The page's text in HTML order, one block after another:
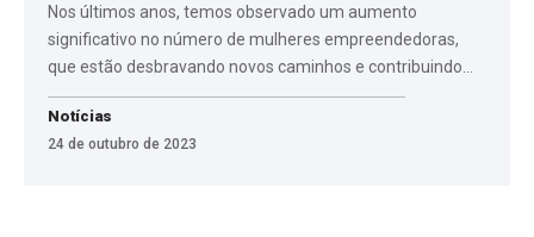
Nos últimos anos, temos observado um aumento
significativo no número de mulheres empreendedoras,
que estão desbravando novos caminhos e contribuindo…
Notícias
24 de outubro de 2023